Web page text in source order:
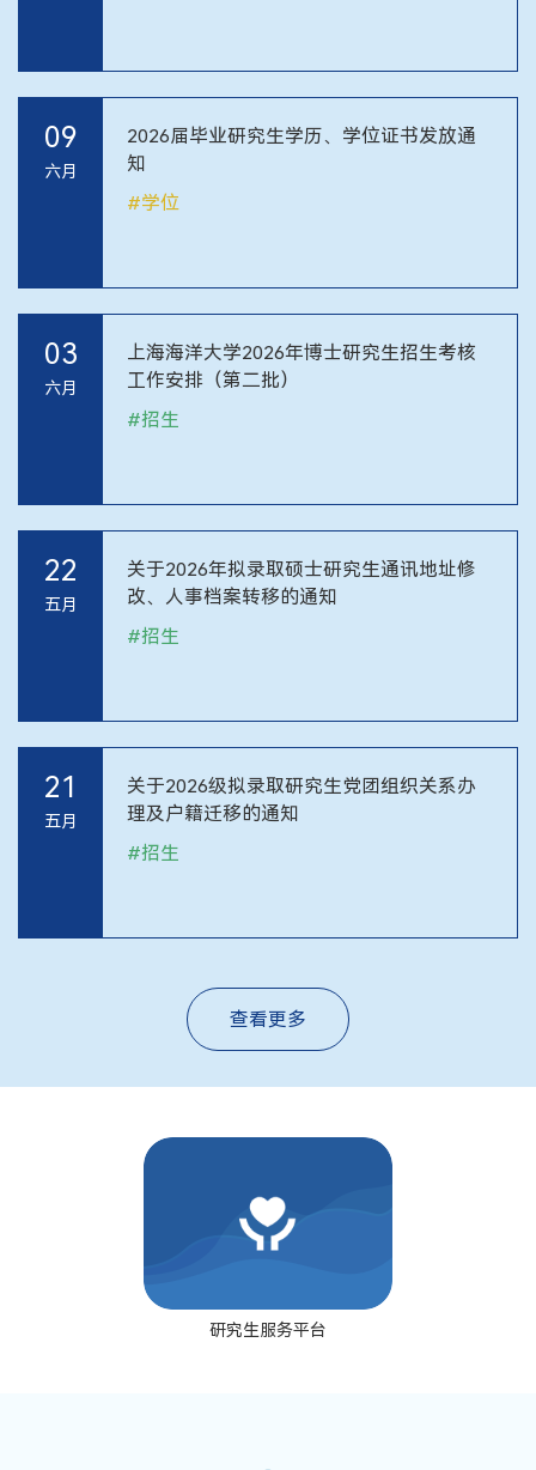
09
六月
2026届毕业研究生学历、学位证书发放通
知
#学位
03
六月
上海海洋大学2026年博士研究生招生考核
工作安排（第二批）
#招生
22
五月
关于2026年拟录取硕士研究生通讯地址修
改、人事档案转移的通知
#招生
21
五月
关于2026级拟录取研究生党团组织关系办
理及户籍迁移的通知
#招生
查看更多
研究生服务平台